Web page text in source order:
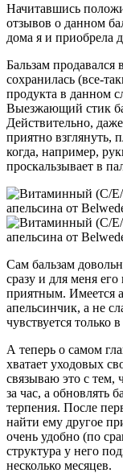
Начитавшись
отзывов о данном
дома я и приобрела
Бальзам продавался
сохранилась (все-
продукта в данном
Выезжающий стик
Действительно,
приятно взглянуть,
когда, например,
проскальзывает в
Сам бальзам
сразу и для меня
приятным. Имеется
апельсинчик, а не
чувствуется только
А теперь о самом
хватает уходовых
связываю это с тем,
за час, а обновлять
терпения. После
найти ему другое
очень удобно (по
структура у него
несколько месяцев.